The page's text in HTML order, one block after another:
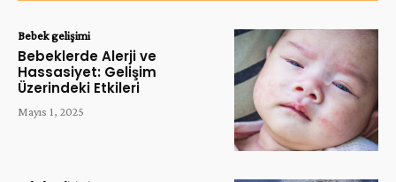
Bebek gelişimi
Bebeklerde Alerji ve
Hassasiyet: Gelişim
Üzerindeki Etkileri
Mayıs 1, 2025